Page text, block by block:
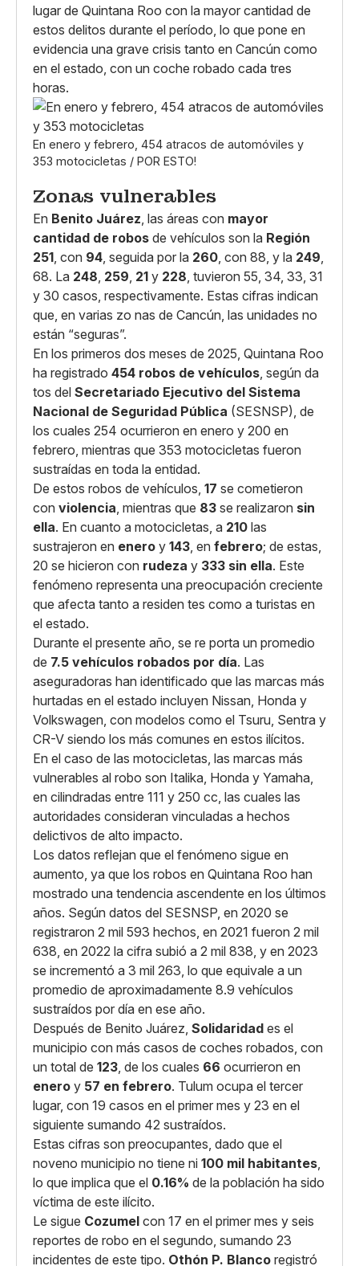
lugar de Quintana Roo con la mayor cantidad de
estos delitos durante el período, lo que pone en
evidencia una grave crisis tanto en Cancún como
en el estado, con un coche robado cada tres
horas.
En enero y febrero, 454 atracos de automóviles y
353 motocicletas / POR ESTO!
Zonas vulnerables
En Benito Juárez , las áreas con mayor
cantidad de robos de vehículos son la Región
251 , con 94 , seguida por la 260 , con 88, y la 249
68. La 248 259 21 y 228 , tuvieron 55, 34, 33, 31
y 30 casos, respectivamente. Estas cifras indican
que, en varias zo nas de Cancún, las unidades no
están “seguras”.
En los primeros dos meses de 2025, Quintana Roo
ha registrado 454 robos de vehículos , según da
tos del Secretariado Ejecutivo del Sistema
Nacional de Seguridad Pública (SESNSP), de
los cuales 254 ocurrieron en enero y 200 en
febrero, mientras que 353 motocicletas fueron
sustraídas en toda la entidad.
De estos robos de vehículos, 17 se cometieron
con violencia , mientras que 83 se realizaron sin
ella. En cuanto a motocicletas, a 210 las
sustrajeron en enero y 143 , en febrero; de estas,
20 se hicieron con rudeza y 333 sin ella. Este
fenómeno representa una preocupación creciente
que afecta tanto a residen tes como a turistas en
el estado.
Durante el presente año, se re porta un promedio
de 7.5 vehículos robados por día. Las
aseguradoras han identificado que las marcas más
hurtadas en el estado incluyen Nissan, Honda y
Volkswagen, con modelos como el Tsuru, Sentra y
CR-V siendo los más comunes en estos ilícitos.
En el caso de las motocicletas, las marcas más
vulnerables al robo son Italika, Honda y Yamaha,
en cilindradas entre 111 y 250 cc, las cuales las
autoridades consideran vinculadas a hechos
delictivos de alto impacto.
Los datos reflejan que el fenómeno sigue en
aumento, ya que los robos en Quintana Roo han
mostrado una tendencia ascendente en los últimos
años. Según datos del SESNSP, en 2020 se
registraron 2 mil 593 hechos, en 2021 fueron 2 mil
638, en 2022 la cifra subió a 2 mil 838, y en 2023
se incrementó a 3 mil 263, lo que equivale a un
promedio de aproximadamente 8.9 vehículos
sustraídos por día en ese año.
Después de Benito Juárez, Solidaridad es el
municipio con más casos de coches robados, con
un total de 123 , de los cuales 66 ocurrieron en
enero y 57 en febrero. Tulum ocupa el tercer
lugar, con 19 casos en el primer mes y 23 en el
siguiente sumando 42 sustraídos.
Estas cifras son preocupantes, dado que el
noveno municipio no tiene ni 100 mil habitantes
lo que implica que el 0.16% de la población ha sido
víctima de este ilícito.
Le sigue Cozumel con 17 en el primer mes y seis
reportes de robo en el segundo, sumando 23
incidentes de este tipo. Othón P. Blanco registró